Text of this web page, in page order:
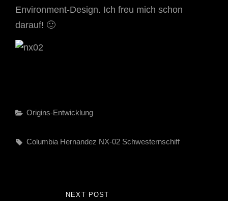
Environment-Design. Ich freu mich schon
darauf! 🙂
Categories
Origins-Entwicklung
Tags,
Columbia Hernandez NX-02 Schwesternschiff
Beitragsnavigation
NEXT POST